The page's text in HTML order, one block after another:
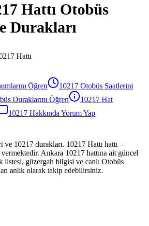
Hattı Otobüs
Durakları
Hattı
Öğren 10217 Otobüs Saatlerini
Duraklarını Öğren 10217 Hat
10217 Hakkında Yorum Yap
ve 10217 durakları. 10217 Hattı hattı –
vermektedir. Ankara 10217 hattına ait güncel
listesi, güzergah bilgisi ve canlı Otobüs
anlık olarak takip edebilirsiniz.